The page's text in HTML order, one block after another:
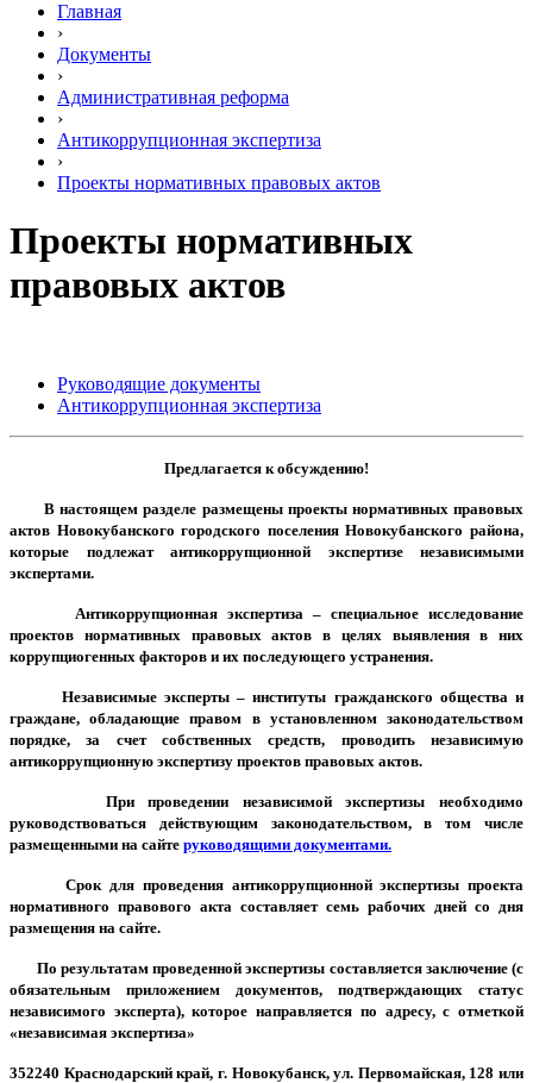
Главная
›
Документы
›
Административная реформа
›
Антикоррупционная экспертиза
›
Проекты нормативных правовых актов
Проекты нормативных
правовых актов
Руководящие документы
Антикоррупционная экспертиза
Предлагается к обсуждению!
В настоящем разделе размещены проекты нормативных правовых
актов Новокубанского городского поселения Новокубанского района,
которые подлежат антикоррупционной экспертизе независимыми
экспертами.
Антикоррупционная экспертиза – специальное исследование
проектов нормативных правовых актов в целях выявления в них
коррупциогенных факторов и их последующего устранения.
Независимые эксперты – институты гражданского общества и
граждане, обладающие правом в установленном законодательством
порядке, за счет собственных средств, проводить независимую
антикоррупционную экспертизу проектов правовых актов.
При проведении независимой экспертизы необходимо
руководствоваться действующим законодательством, в том числе
размещенными на сайте руководящими документами.
Срок для проведения антикоррупционной экспертизы проекта
нормативного правового акта составляет семь рабочих дней со дня
размещения на сайте.
По результатам проведенной экспертизы составляется заключение (с
обязательным приложением документов, подтверждающих статус
независимого эксперта), которое направляется по адресу, с отметкой
«независимая экспертиза»
352240 Краснодарский край, г. Новокубанск, ул. Первомайская, 128 или